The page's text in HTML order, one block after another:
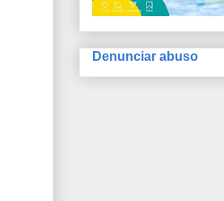
Denunciar abuso